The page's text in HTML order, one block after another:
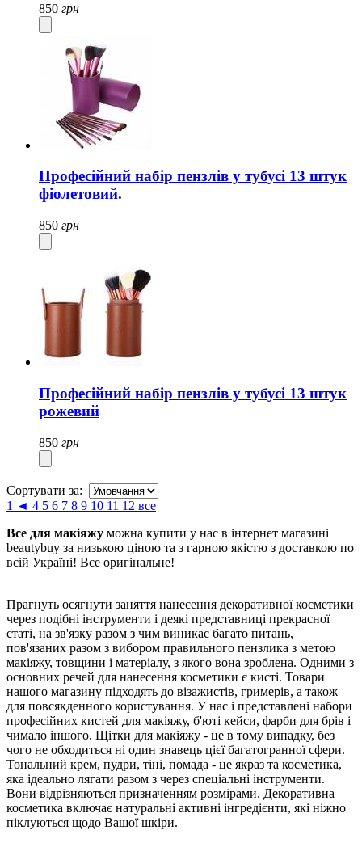
850 грн
Професійний набір пензлів у тубусі 13 штук
фіолетовий.
850 грн
Професійний набір пензлів у тубусі 13 штук
рожевий
850 грн
Сортувати за:
1 ◄ 4 5 6 7 8 9 10 11 12 все
Все для макіяжу можна купити у нас в інтернет магазині
beautybuy за низькою ціною та з гарною якістю з доставкою по
всій Україні! Все оригінальне!
Прагнуть осягнути заняття нанесення декоративної косметики
через подібні інструменти і деякі представниці прекрасної
статі, на зв'язку разом з чим виникає багато питань,
пов'язаних разом з вибором правильного пензлика з метою
макіяжу, товщини і матеріалу, з якого вона зроблена. Одними з
основних речей для нанесення косметики є кисті. Товари
нашого магазину підходять до візажистів, гримерів, а також
для повсякденного користування. У нас і представлені набори
професійних кистей для макіяжу, б'юті кейси, фарби для брів і
чимало іншого. Щітки для макіяжу - це в тому випадку, без
чого не обходиться ні один знавець цієї багатогранної сфери.
Тональний крем, пудри, тіні, помада - це якраз та косметика,
яка ідеально лягати разом з через спеціальні інструменти.
Вони відрізняються призначенням розмірами. Декоративна
косметика включає натуральні активні інгредієнти, які ніжно
піклуються щодо Вашої шкіри.